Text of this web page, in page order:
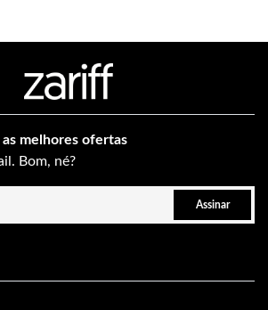
as melhores ofertas
Bom, né?
Assinar